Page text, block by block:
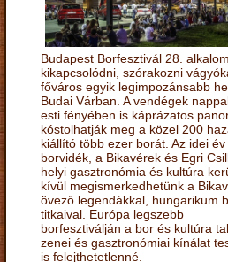
Budapest Borfesztivál 28.
kikapcsolódni, szórakozni
főváros egyik legimpozánsabb
Budai Várban. A vendégek
esti fényében is káprázatos
kóstolhatják meg a közel 200
kiállító több ezer borát. Az idei
borvidék, a Bikavérek és Egri
helyi gasztronómia és kultúra
kívül megismerkedhetünk a
övező legendákkal, hungarikum
titkaival. Európa legszebb
borfesztiválján a bor és kultúra
zenei és gasztronómiai kínálat
is felejthetetlenné.